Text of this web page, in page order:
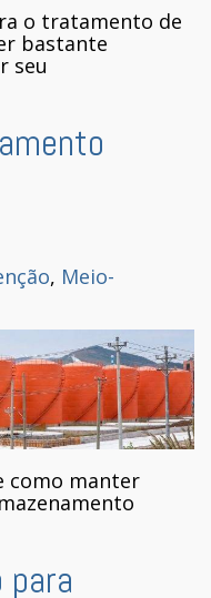
o tratamento de
bastante
seu
, Meio-
como manter
para